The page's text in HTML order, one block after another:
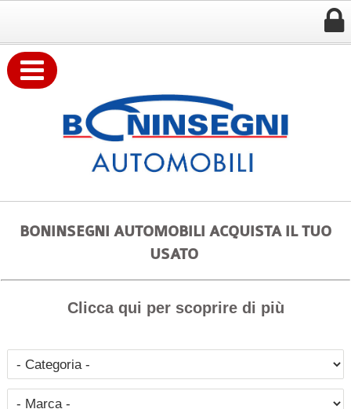


BONINSEGNI AUTOMOBILI ACQUISTA IL TUO
USATO
Clicca qui per scoprire di più